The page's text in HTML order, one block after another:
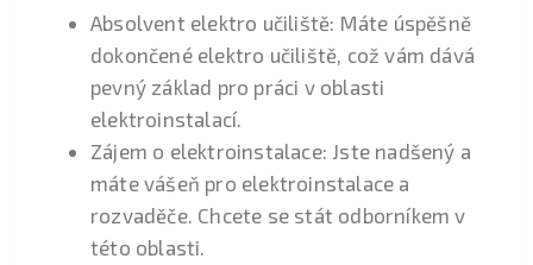
Absolvent elektro učiliště: Máte úspěšně
dokončené elektro učiliště, což vám dává
pevný základ pro práci v oblasti
elektroinstalací.
Zájem o elektroinstalace: Jste nadšený a
máte vášeň pro elektroinstalace a
rozvaděče. Chcete se stát odborníkem v
této oblasti.